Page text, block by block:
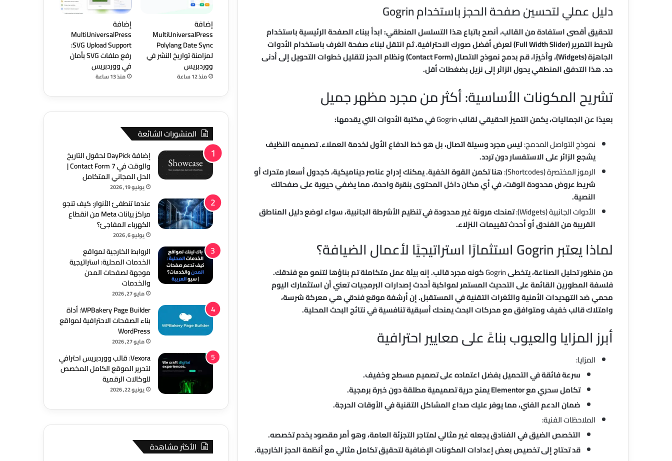
دليل عملي لتحسين صفحة الحجز باستخدام Gogrin
لتحقيق أقصى استفادة من القالب، أنصح باتباع هذا التسلسل المنطقي: ابدأ ببناء الصفحة الرئيسية باستخدام
شريط التمرير (Full Width Slider) لعرض أفضل صورك الاحترافية. ثم انتقل لبناء صفحة الغرف باستخدام الأدوات
الجاهزة (Widgets)، وأخيرًا، قم بدمج نموذج الاتصال (Contact Form) ونظام الحجز لتقليل خطوات التحويل إلى أدنى
حد. هذا التدفق المنطقي يحول الزائر إلى نزيل بضغطات أقل.
تشريح المكونات الأساسية: أكثر من مجرد مظهر جميل
بعيدًا عن الجماليات، يكمن التميز الحقيقي لقالبGogrinفي مكتبة الأدوات التي يقدمها:
نموذج التواصل المدمج:ليس مجرد وسيلة اتصال، بل هو خط الدفاع الأول لخدمة العملاء. تصميمه النظيف
يشجع الزائر على الاستفسار دون تردد.
الرموز المختصرة (Shortcodes):
هنا تكمن القوة الخفية. يمكنك إدراج عناصر ديناميكية، كجدول أسعار متحرك أو
شريط عروض محدودة الوقت، في أي مكان داخل المحتوى بنقرة واحدة، مما يضفي حيوية على صفحاتك
النصية.
الأدوات الجانبية (Widgets):
تمنحك مرونة غير محدودة في تنظيم الأشرطة الجانبية، سواء لوضع دليل المناطق
القريبة من الفندق أو أحدث تقييمات النزلاء.
لماذا يعتبر Gogrin استثمارًا استراتيجيًا لأعمال الضيافة؟
من منظور تحليل الصناعة، يتخطىGogrinكونه مجرد قالب. إنه بيئة عمل متكاملة تم بناؤها لتنمو مع فندقك.
فلسفة المطورين القائمة على التحديث المستمر لمواكبة أحدث إصدارات البرمجيات تعني أن استثمارك اليوم
محمي ضد التهديدات الأمنية والثغرات التقنية في المستقبل. إن أرشفة موقع فندقي هي معركة شرسة،
وامتلاك قالب خفيف ومتوافق مع محركات البحث يمنحك أسبقية تنافسية في نتائج البحث المحلية.
أبرز المزايا والعيوب بناءً على معايير احترافية
المزايا:
سرعة فائقة في التحميل بفضل اعتماده على تصميم مسطح وخفيف.
تكامل سحري مع Elementor يمنح حرية تصميمية مطلقة دون خبرة برمجية.
ضمان الدعم الفني، مما يوفر عليك صداع المشاكل التقنية في الأوقات الحرجة.
الملاحظات الفنية:
التخصص الضيق في الفنادق يجعله غير مثالي لمتاجر التجزئة العامة، وهو أمر مقصود يخدم تخصصه.
قد تحتاج إلى تخصيص بعض إعدادات المكونات الإضافية لتحقيق تكامل مثالي مع أنظمة الحجز الخارجية.
إضافة
MultiUniversalPress
Polylang Date Sync
لمزامنة تواريخ النشر في
ووردبريس
منذ 12 ساعة
إضافة
MultiUniversalPress
SVG Upload Support:
رفع ملفات SVG بأمان
في ووردبريس
منذ 13 ساعة
المنشورات الشائعة
إضافة DayPick لحقول التاريخ
والوقت في Contact Form 7 |
الحل المجاني المتكامل
يونيو 19, 2026
عندما تنطفئ الأنوار: كيف تنجو
مراكز بيانات Meta من انقطاع
الكهرباء المفاجئ؟
يوليو 6, 2026
الروابط الخارجية لمواقع
الخدمات المحلية: استراتيجية
موجهة لصفحات المدن
والخدمات
مايو 27, 2026
WPBakery Page Builder: أداة
بناء الصفحات الاحترافية لمواقع
WordPress
مايو 27, 2026
Vexora: قالب ووردبريس احترافي
لتحرير الموقع الكامل المخصص
للوكالات الرقمية
يونيو 22, 2026
الأكثر مشاهدة